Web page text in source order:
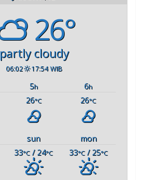
26°
partly cloudy
06:02 17:54 WIB
5h 6h
26°C 26°C
sun
mon
33°C / 24°C 33°C/ 25°C